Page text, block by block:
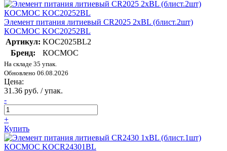
Элемент питания литиевый CR2025 2хBL (блист.2шт)
КОСМОС KOC20252BL
Артикул: KOC2025BL2
Бренд:
КОСМОС
На складе 35 упак.
Обновлено 06.08.2026
Цена:
31.36 руб. / упак.
-
+
Купить